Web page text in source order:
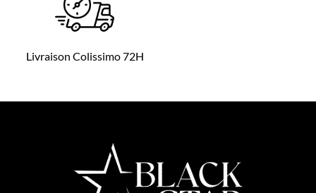
Livraison Colissimo 72H